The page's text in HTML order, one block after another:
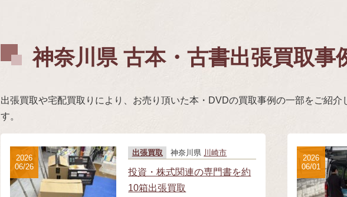
神奈川県 古本・古書出張買取事
出張買取や宅配買取りにより、お売り頂いた本・DVDの買取事例の一部をご紹
す。
出張買取 神奈川県 川崎市
投資・株式関連の専門書を約
10箱出張買取
2026
06/26
2026
06/01